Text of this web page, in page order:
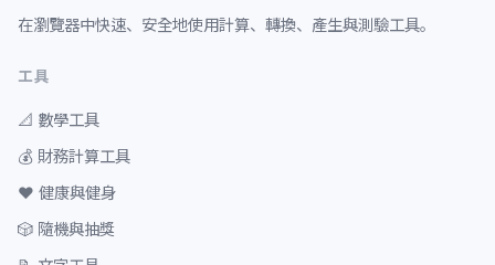
在瀏覽器中快速、安全地使用計算、轉換、產生與測驗工具。
工具
📐 數學工具
💰 財務計算工具
❤️ 健康與健身
🎲 隨機與抽獎